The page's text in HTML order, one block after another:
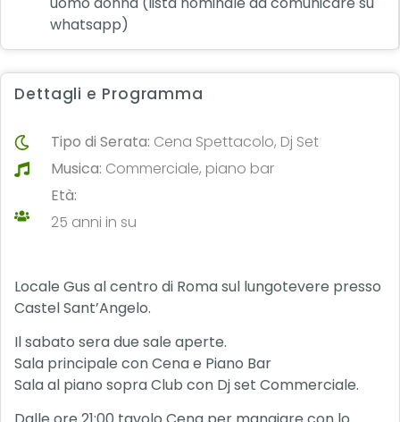
whatsapp)
Dettagli e Programma
Tipo di Serata: Cena Spettacolo, Dj Set
Musica: Commerciale, piano bar
Età:
25 anni in su
Locale Gus al centro di Roma sul lungotevere presso
Castel Sant’Angelo.
Il sabato sera due sale aperte.
Sala principale con Cena e Piano Bar
Sala al piano sopra Club con Dj set Commerciale.